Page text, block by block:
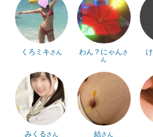
くろミキさん わん？にゃんさ
ん
みくるさん 結さん